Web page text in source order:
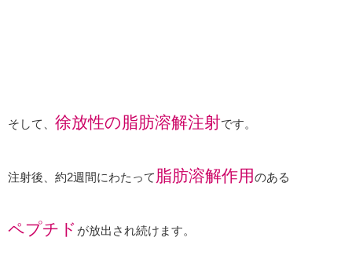
そして、 徐放性の脂肪溶解注射です。
注射後、約2週間にわたって 脂肪溶解作用のある
ペプチド が放出され続けます。